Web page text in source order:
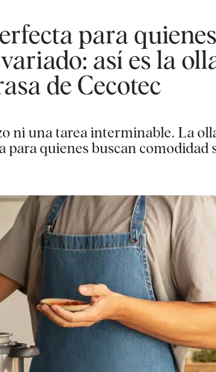
para
así es la
de Cecotec
ni una tarea interminable. La
para quienes buscan comodidad